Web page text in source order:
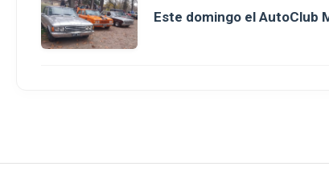
Este domingo el AutoClub